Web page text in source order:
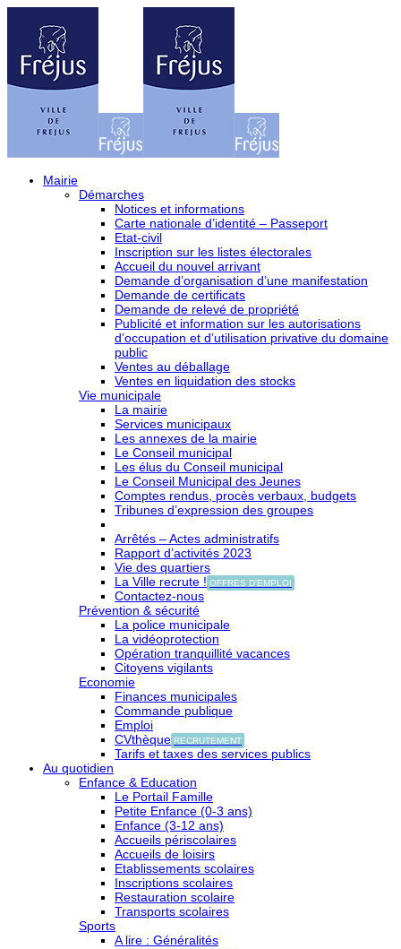
Mairie
Démarches
Notices et informations
Carte nationale d’identité – Passeport
Etat-civil
Inscription sur les listes électorales
Accueil du nouvel arrivant
Demande d’organisation d’une manifestation
Demande de certificats
Demande de relevé de propriété
Publicité et information sur les autorisations
d’occupation et d’utilisation privative du domaine
public
Ventes au déballage
Ventes en liquidation des stocks
Vie municipale
La mairie
Services municipaux
Les annexes de la mairie
Le Conseil municipal
Les élus du Conseil municipal
Le Conseil Municipal des Jeunes
Comptes rendus, procès verbaux, budgets
Tribunes d’expression des groupes
Arrêtés – Actes administratifs
Rapport d’activités 2023
Vie des quartiers
La Ville recrute ! OFFRES D'EMPLOI
Contactez-nous
Prévention & sécurité
La police municipale
La vidéoprotection
Opération tranquillité vacances
Citoyens vigilants
Economie
Finances municipales
Commande publique
Emploi
CVthèque RECRUTEMENT
Tarifs et taxes des services publics
Au quotidien
Enfance & Education
Le Portail Famille
Petite Enfance (0-3 ans)
Enfance (3-12 ans)
Accueils périscolaires
Accueils de loisirs
Etablissements scolaires
Inscriptions scolaires
Restauration scolaire
Transports scolaires
Sports
A lire : Généralités